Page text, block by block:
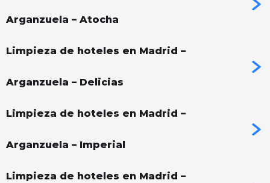
Arganzuela – Atocha
Limpieza de hoteles en Madrid –
Arganzuela – Delicias
Limpieza de hoteles en Madrid –
Arganzuela – Imperial
Limpieza de hoteles en Madrid –